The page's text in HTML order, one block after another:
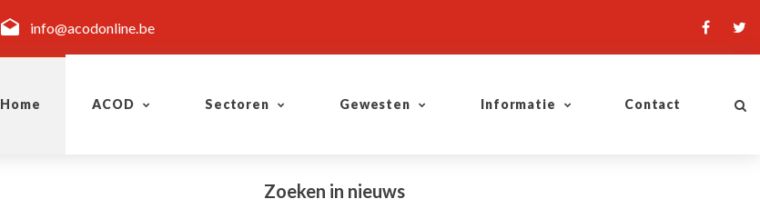
info@acodonline.be
Home ACOD Sectoren Gewesten Informatie Contact
Zoeken in nieuws